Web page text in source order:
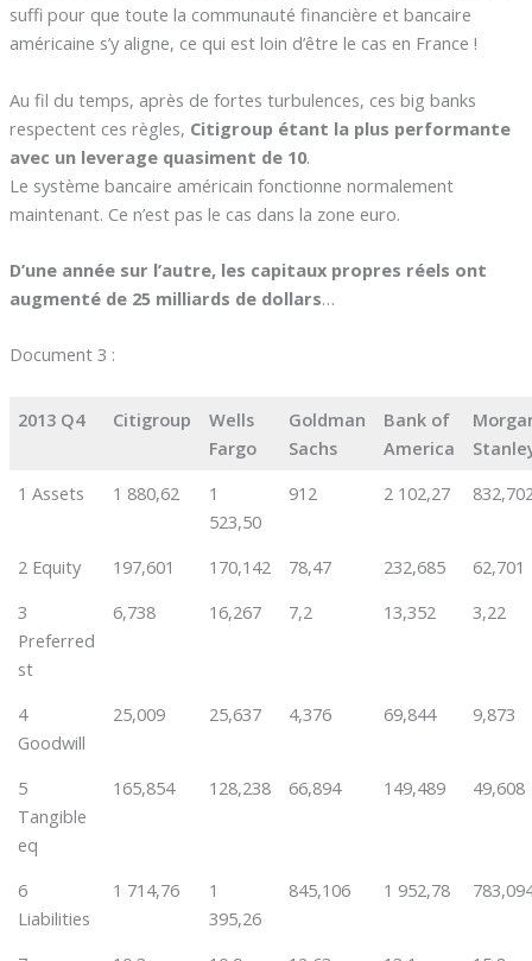
suffi pour que toute la communauté financière et bancaire
américaine s’y aligne, ce qui est loin d’être le cas en France !
Au fil du temps, après de fortes turbulences, ces big banks
respectent ces règles, Citigroup étant la plus performante
avec un leverage quasiment de 10.
Le système bancaire américain fonctionne normalement
maintenant. Ce n’est pas le cas dans la zone euro.
D’une année sur l’autre, les capitaux propres réels ont
augmenté de 25 milliards de dollars…
Document 3 :
2013 Q4 Citigroup
Wells
Fargo
Goldman
Sachs
Bank of
America
1 Assets
1 880,62
1
523,50
912 2 102,27
2 Equity 197,601 170,142 78,47 232,685
62,701
3
Preferred
st
6,738 16,267 7,2 13,352 3,22
4
Goodwill
25,009 25,637 4,376 69,844 9,873
5
Tangible
eq
165,854 128,238 66,894 149,489 49,608
6
Liabilities
1 714,76
1
395,26
845,106 1 952,78